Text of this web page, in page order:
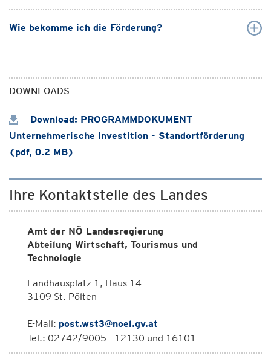
Wie bekomme ich die Förderung?
DOWNLOADS
Download: PROGRAMMDOKUMENT
Unternehmerische Investition - Standortförderung
(pdf, 0.2 MB)
Ihre Kontaktstelle des Landes
Amt der NÖ Landesregierung
Abteilung Wirtschaft, Tourismus und
Technologie
Landhausplatz 1, Haus 14
3109 St. Pölten
E-Mail: post.wst3@noel.gv.at
Tel.: 02742/9005 - 12130 und 16101